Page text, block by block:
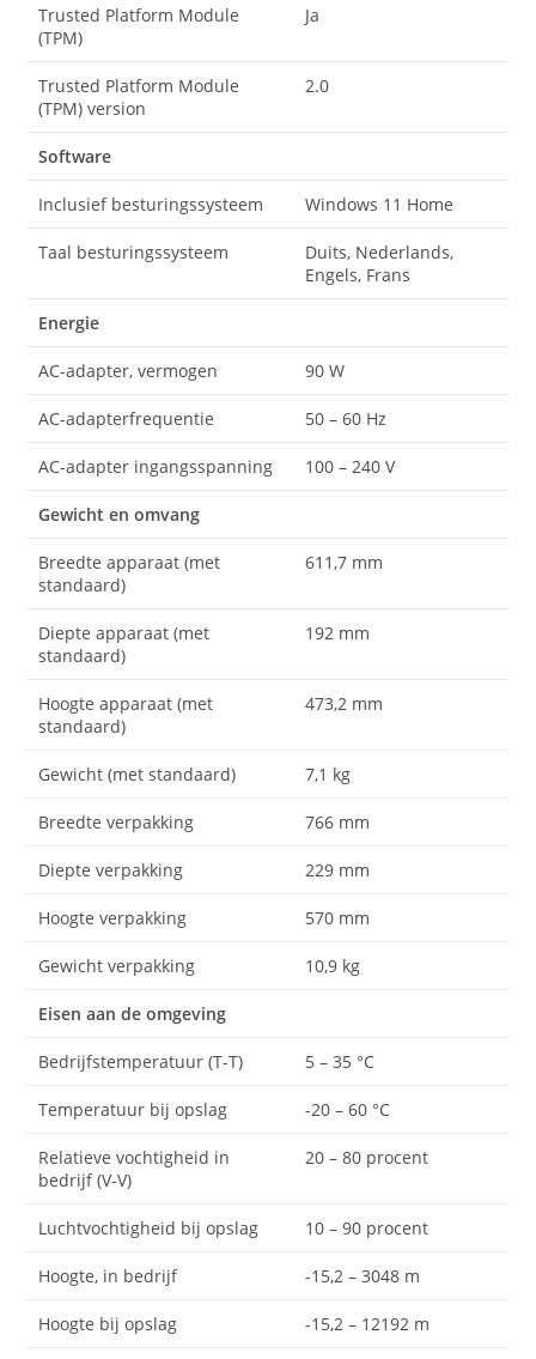
Trusted Platform Module
(TPM)
Ja
Trusted Platform Module
(TPM) version
2.0
Software
Inclusief besturingssysteem Windows 11 Home
Taal besturingssysteem
Duits, Nederlands,
Engels, Frans
Energie
AC-adapter, vermogen 90 W
AC-adapterfrequentie 50 – 60 Hz
AC-adapter ingangsspanning 100 – 240 V
Gewicht en omvang
Breedte apparaat (met
standaard)
611,7 mm
Diepte apparaat (met
standaard)
192 mm
Hoogte apparaat (met
standaard)
473,2 mm
Gewicht (met standaard) 7,1 kg
Breedte verpakking 766 mm
Diepte verpakking 229 mm
Hoogte verpakking 570 mm
Gewicht verpakking 10,9 kg
Eisen aan de omgeving
Bedrijfstemperatuur (T-T) 5 – 35 °C
Temperatuur bij opslag -20 – 60 °C
Relatieve vochtigheid in
bedrijf (V-V)
20 – 80 procent
Luchtvochtigheid bij opslag 10 – 90 procent
Hoogte, in bedrijf -15,2 – 3048 m
Hoogte bij opslag -15,2 – 12192 m